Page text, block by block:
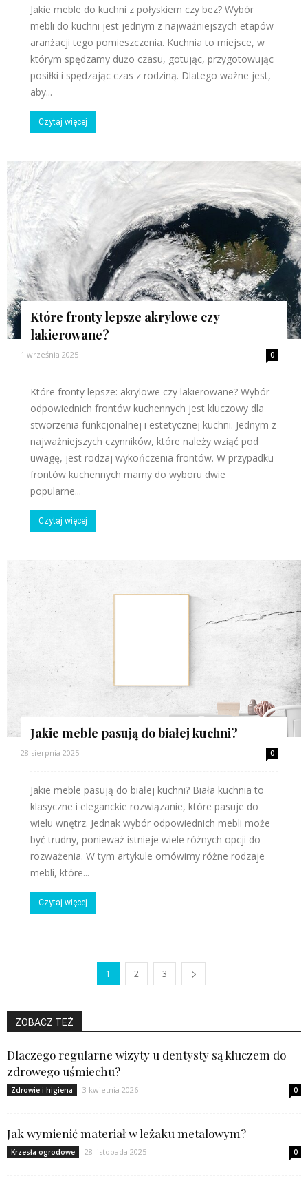
Jakie meble do kuchni z połyskiem czy bez? Wybór
mebli do kuchni jest jednym z najważniejszych etapów
aranżacji tego pomieszczenia. Kuchnia to miejsce, w
którym spędzamy dużo czasu, gotując, przygotowując
posiłki i spędzając czas z rodziną. Dlatego ważne jest,
aby...
Czytaj więcej
Które fronty lepsze akrylowe czy
lakierowane?
1 września 2025 0
Które fronty lepsze: akrylowe czy lakierowane? Wybór
odpowiednich frontów kuchennych jest kluczowy dla
stworzenia funkcjonalnej i estetycznej kuchni. Jednym z
najważniejszych czynników, które należy wziąć pod
uwagę, jest rodzaj wykończenia frontów. W przypadku
frontów kuchennych mamy do wyboru dwie
popularne...
Czytaj więcej
Jakie meble pasują do białej kuchni?
28 sierpnia 2025 0
Jakie meble pasują do białej kuchni? Biała kuchnia to
klasyczne i eleganckie rozwiązanie, które pasuje do
wielu wnętrz. Jednak wybór odpowiednich mebli może
być trudny, ponieważ istnieje wiele różnych opcji do
rozważenia. W tym artykule omówimy różne rodzaje
mebli, które...
Czytaj więcej
1 2 3
ZOBACZ TEŻ
Dlaczego regularne wizyty u dentysty są kluczem do
zdrowego uśmiechu?
Zdrowie i higiena 3 kwietnia 2026 0
Jak wymienić materiał w leżaku metalowym?
Krzesła ogrodowe 28 listopada 2025 0